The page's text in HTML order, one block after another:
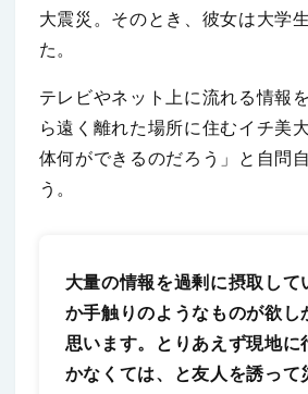
大震災。そのとき、彼女は大学
た。
テレビやネット上に流れる情報
ら遠く離れた場所に住むイチ美
体何ができるのだろう」と自問
う。
大量の情報を過剰に摂取して
か手触りのようなものが欲し
思います。とりあえず現地に
かなくては、と友人を誘って